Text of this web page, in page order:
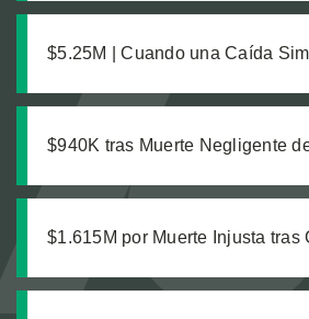
$5.25M | Cuando una Caída
$940K tras Muerte Negligente
$1.615M por Muerte Injusta tras